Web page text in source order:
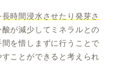
長時間浸水させたり発芽さ
が減少してミネラルとの
を惜しまずに行うことで
ことができると考えられ